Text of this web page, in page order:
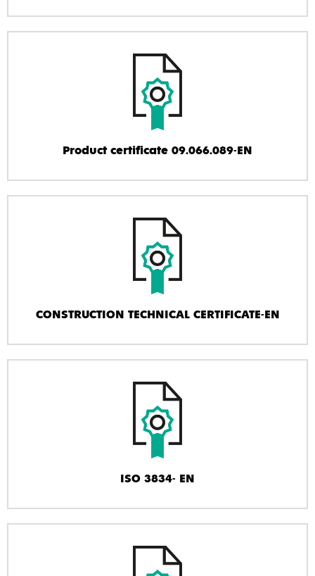
Product certificate 09.066.089-EN
CONSTRUCTION TECHNICAL CERTIFICATE-EN
ISO 3834- EN